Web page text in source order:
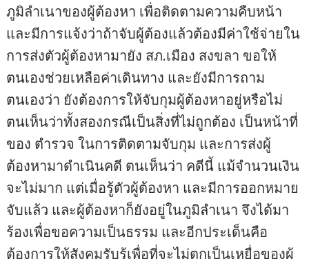
ภูมิลำเนาของผู้ต้องหา เพื่อติดตามความคืบหน้า
และมีการแจ้งว่าถ้าจับผู้ต้องแล้วต้องมีค่าใช้จ่ายใน
การส่งตัวผู้ต้องหามายัง สภ.เมือง สงขลา ขอให้
ตนเองช่วยเหลือค่าเดินทาง และยังมีการถาม
ตนเองว่า ยังต้องการให้จับกุมผู้ต้องหาอยู่หรือไม่
ตนเห็นว่าทั้งสองกรณีเป็นสิ่งที่ไม่ถูกต้อง เป็นหน้าที่
ของ ตำรวจ ในการติดตามจับกุม และการส่งผู้
ต้องหามาดำเนินคดี ตนเห็นว่า คดีนี้ แม้จำนวนเงิน
จะไม่มาก แต่เมื่อรู้ตัวผู้ต้องหา และมีการออกหมาย
จับแล้ว และผู้ต้องหาก็ยังอยู่ในภูมิลำเนา จึงได้มา
ร้องเพื่อขอความเป็นธรรม และอีกประเด็นคือ
ต้องการให้สังคมรับรู้เพื่อที่จะไม่ตกเป็นเหยื่อของผู้